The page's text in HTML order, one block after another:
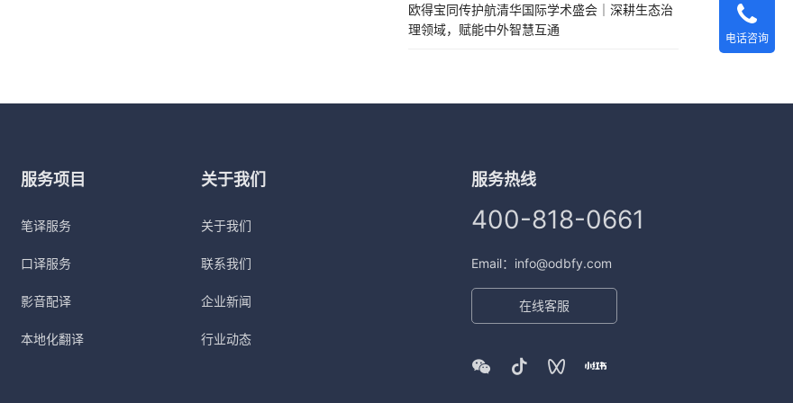
欧得宝同传护航清华国际学术盛会｜深耕生态治
理领域，赋能中外智慧互通
服务项目
笔译服务
口译服务
影音配译
本地化翻译
关于我们
关于我们
联系我们
企业新闻
行业动态
服务热线
400-818-0661
Email：info@odbfy.com
在线客服
电话咨询